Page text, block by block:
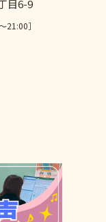
目6-9
21:00］